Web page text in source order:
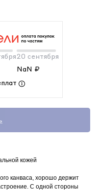
20 сентября
NaN ₽
кожей
канваса, хорошо держит
С одной стороны